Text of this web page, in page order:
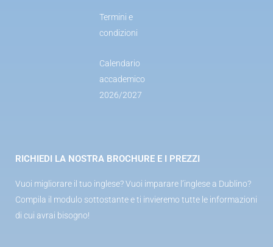
Termini e
condizioni
Calendario
accademico
2026/2027
RICHIEDI LA NOSTRA BROCHURE E I PREZZI
Vuoi migliorare il tuo inglese? Vuoi imparare l’inglese a Dublino?
Compila il modulo sottostante e ti invieremo tutte le informazioni
di cui avrai bisogno!